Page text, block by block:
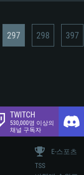
297 298 397
TWITCH
530,000명 이상의
채널 구독자
E-스포츠
TSS